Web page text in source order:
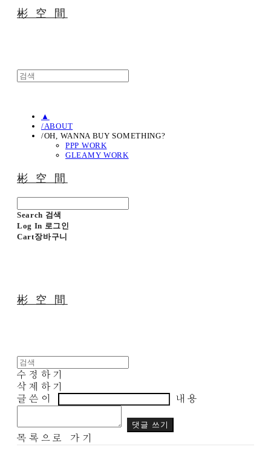
彬 空 間
▲
/ABOUT
/OH, WANNA BUY SOMETHING?
PPP WORK
GLEAMY WORK
彬 空 間
Search 검색
Log In 로그인
Cart장바구니
彬 空 間
수정하기
삭제하기
글쓴이
내용
댓글 쓰기
목록으로 가기